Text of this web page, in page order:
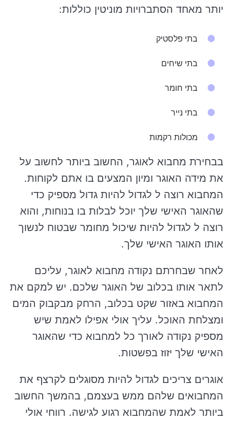
יותר מאחד הסתברויות מוניטין כוללות:
בתי פלסטיק
בתי שיחים
בתי חומר
בתי נייר
מכולות רקמות
בבחירת מחבוא לאוגר, החשוב ביותר לחשוב על
את מידה האוגר ומיון המצעים בו אתם לקוחות.
המחבוא רוצה ל לגדול להיות גדול מספיק כדי
שהאוגר האישי שלך יוכל לבלות בו בנוחות, והוא
רוצה ל לגדול להיות שיכול מחומר שבטוח לנשוך
אותו האוגר האישי שלך.
לאחר שבחרתם נקודה מחבוא לאוגר, עליכם
לתאר אותו בכלוב של האוגר שלכם. יש למקם את
המחבוא באזור שקט בכלוב, הרחק מבקבוק המים
ומצלחת האוכל. עליך אולי אפילו לאמת שיש
מספיק נקודה לאורך כל למחבוא כדי שהאוגר
האישי שלך יזוז בפשטות.
אוגרים צריכים לגדול להיות מסוגלים לקרצף את
המחבואים שלהם ממש בעצמם, בהמשך החשוב
ביותר לאמת שהמחבוא רגוע לגישה. רווחי אולי